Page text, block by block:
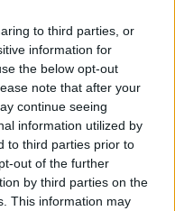
to third parties, or
information for
the below opt-out
note that after your
continue seeing
information utilized by
to third parties prior to
out of the further
by third parties on the
This information may